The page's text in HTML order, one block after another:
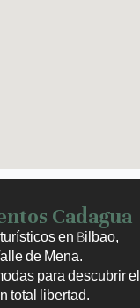
Cadagua
en Bilbao,
de Mena.
para descubrir el
total libertad.